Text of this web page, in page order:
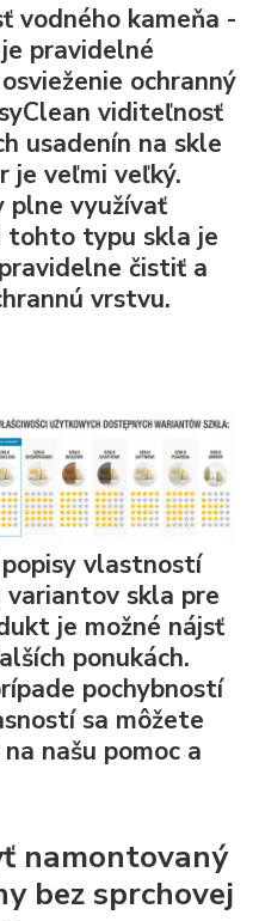
vodného kameňa -
pravidelné
ochranný
viditeľnosť
usadenín na skle
je veľmi veľký.
plne využívať
typu skla je
čistiť a
vrstvu.
vlastností
skla pre
je možné nájsť
ponukách.
pochybností
sa môžete
našu pomoc a
namontovaný
bez sprchovej